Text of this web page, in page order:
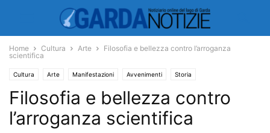
Home Cultura Arte
Filosofia e bellezza contro l’arroganza
scientifica
Cultura Arte Manifestazioni Avvenimenti Storia
Filosofia e bellezza contro
l’arroganza scientifica